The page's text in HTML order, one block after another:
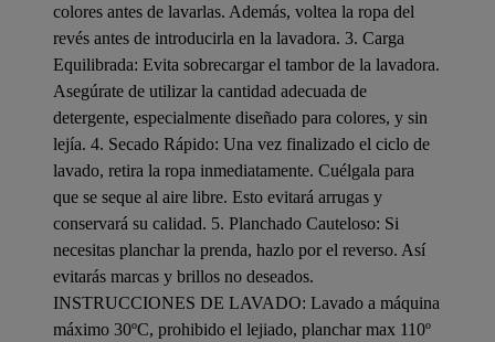
colores antes de lavarlas. Además, voltea la ropa del
revés antes de introducirla en la lavadora. 3. Carga
Equilibrada: Evita sobrecargar el tambor de la lavadora.
Asegúrate de utilizar la cantidad adecuada de
detergente, especialmente diseñado para colores, y sin
lejía. 4. Secado Rápido: Una vez finalizado el ciclo de
lavado, retira la ropa inmediatamente. Cuélgala para
que se seque al aire libre. Esto evitará arrugas y
conservará su calidad. 5. Planchado Cauteloso: Si
necesitas planchar la prenda, hazlo por el reverso. Así
evitarás marcas y brillos no deseados.
INSTRUCCIONES DE LAVADO: Lavado a máquina
máximo 30ºC, prohibido el lejiado, planchar max 110º